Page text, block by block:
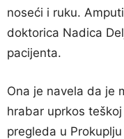
noseći i ruku.
doktorica Nadica
pacijenta.
Ona je navela da je
hrabar uprkos
pregleda u